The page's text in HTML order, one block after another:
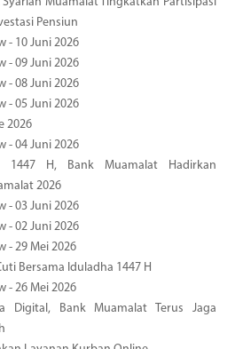
Pensiun
- 10 Juni 2026
- 09 Juni 2026
- 08 Juni 2026
- 05 Juni 2026
2026
- 04 Juni 2026
1447 H, Bank Muamalat Hadirkan
2026
- 03 Juni 2026
- 02 Juni 2026
- 29 Mei 2026
Bersama Iduladha 1447 H
- 26 Mei 2026
Digital, Bank Muamalat Terus Jaga